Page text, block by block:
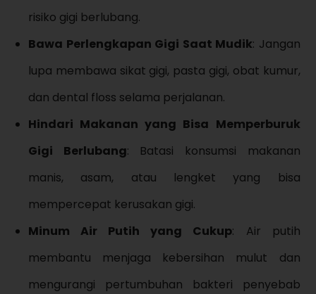
risiko gigi berlubang.
Bawa Perlengkapan Gigi Saat Mudik: Jangan
lupa membawa sikat gigi, pasta gigi, obat kumur,
dan dental floss selama perjalanan.
Hindari Makanan yang Bisa Memperburuk
Gigi Berlubang: Batasi konsumsi makanan
manis, asam, atau lengket yang bisa
mempercepat kerusakan gigi.
Minum Air Putih yang Cukup: Air putih
membantu menjaga kebersihan mulut dan
mengurangi pertumbuhan bakteri penyebab